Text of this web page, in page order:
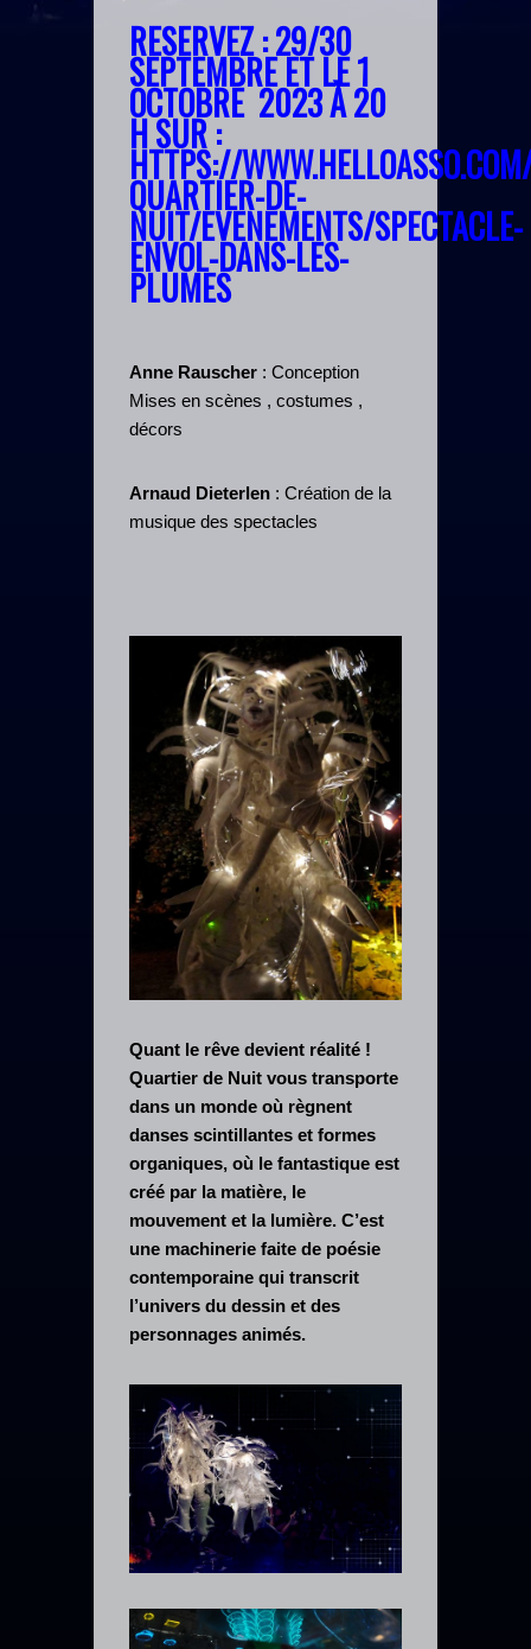
RESERVEZ : 29/30
SEPTEMBRE ET LE 1
OCTOBRE 2023 À 20
H SUR :
HTTPS://
QUARTIER-DE-
NUIT/EVENEMENTS/SPECTACLE-
ENVOL-DANS-LES-
PLUMES
Anne Rauscher : Conception
Mises en scènes , costumes ,
décors
Arnaud Dieterlen : Création de la
musique des spectacles
Quant le rêve devient réalité !
Quartier de Nuit vous transporte
dans un monde où règnent
danses scintillantes et formes
organiques, où le fantastique est
créé par la matière, le
mouvement et la lumière. C’est
une machinerie faite de poésie
contemporaine qui transcrit
l’univers du dessin et des
personnages animés.